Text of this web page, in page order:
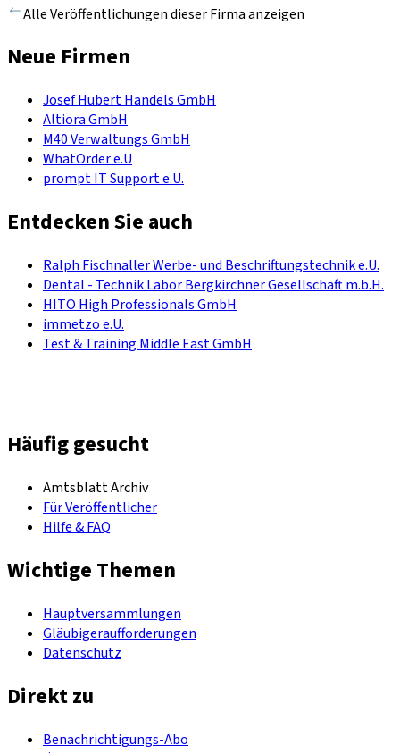
Alle Veröffentlichungen dieser Firma anzeigen
Neue Firmen
Josef Hubert Handels GmbH
Altiora GmbH
M40 Verwaltungs GmbH
WhatOrder e.U
prompt IT Support e.U.
Entdecken Sie auch
Ralph Fischnaller Werbe- und Beschriftungstechnik e.U.
Dental - Technik Labor Bergkirchner Gesellschaft m.b.H.
HITO High Professionals GmbH
immetzo e.U.
Test & Training Middle East GmbH
Häufig gesucht
Amtsblatt Archiv
Für Veröffentlicher
Hilfe & FAQ
Wichtige Themen
Hauptversammlungen
Gläubigeraufforderungen
Datenschutz
Direkt zu
Benachrichtigungs-Abo